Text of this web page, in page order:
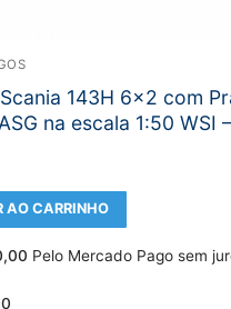
143H 6×2 com
na escala 1:50 WSI
AO CARRINHO
Pelo Mercado Pago sem